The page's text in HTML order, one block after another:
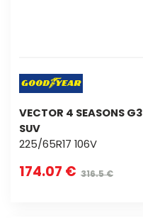
VECTOR 4 SEASONS G3
SUV
225/65R17 106V
174.07 € 316.5 €